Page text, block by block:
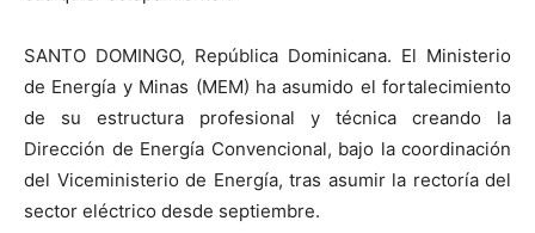
SANTO DOMINGO, República Dominicana. El Ministerio
de Energía y Minas (MEM) ha asumido el fortalecimiento
de su estructura profesional y técnica creando la
Dirección de Energía Convencional, bajo la coordinación
del Viceministerio de Energía, tras asumir la rectoría del
sector eléctrico desde septiembre.